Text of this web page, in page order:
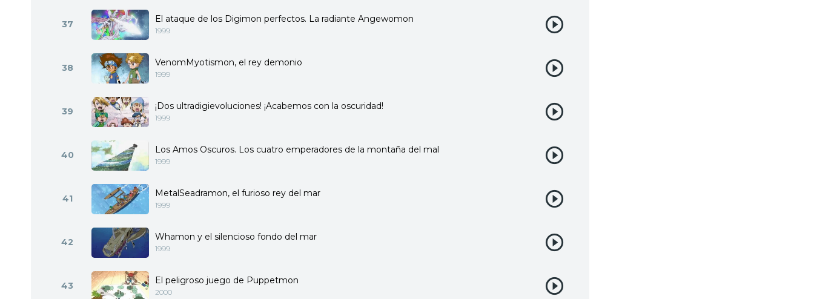
37 El ataque de los Digimon perfectos. La radiante Angewomon
1999
38 VenomMyotismon, el rey demonio
1999
39 ¡Dos ultradigievoluciones! ¡Acabemos con la oscuridad!
1999
40 Los Amos Oscuros. Los cuatro emperadores de la montaña del mal
1999
41 MetalSeadramon, el furioso rey del mar
1999
42 Whamon y el silencioso fondo del mar
1999
43 El peligroso juego de Puppetmon
2000